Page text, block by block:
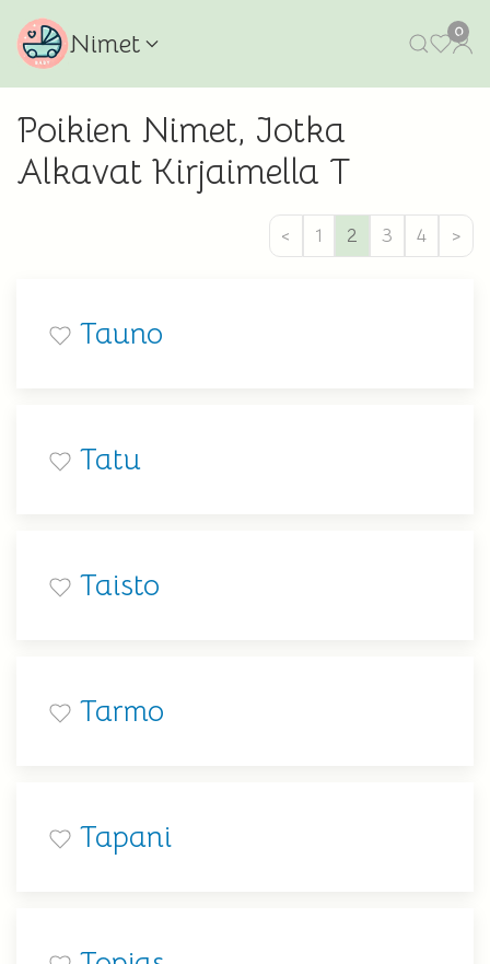
Nimet 0
Poikien Nimet, Jotka
Alkavat Kirjaimella T
< 1 2 3 4 >
Tauno
Tatu
Taisto
Tarmo
Tapani